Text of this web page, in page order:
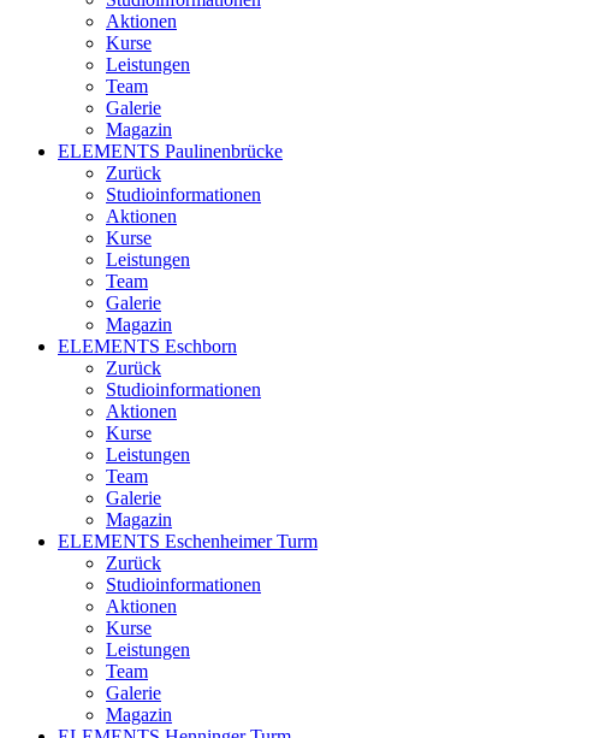
Aktionen
Kurse
Leistungen
Team
Galerie
Magazin
ELEMENTS Paulinenbrücke
Zurück
Studioinformationen
Aktionen
Kurse
Leistungen
Team
Galerie
Magazin
ELEMENTS Eschborn
Zurück
Studioinformationen
Aktionen
Kurse
Leistungen
Team
Galerie
Magazin
ELEMENTS Eschenheimer Turm
Zurück
Studioinformationen
Aktionen
Kurse
Leistungen
Team
Galerie
Magazin